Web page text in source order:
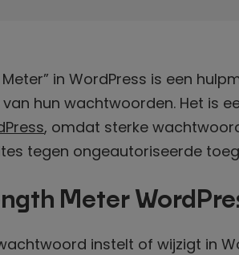
in WordPress is een
hun wachtwoorden. Het is
, omdat sterke
tegen ongeautoriseerde
Meter
instelt of wijzigt in